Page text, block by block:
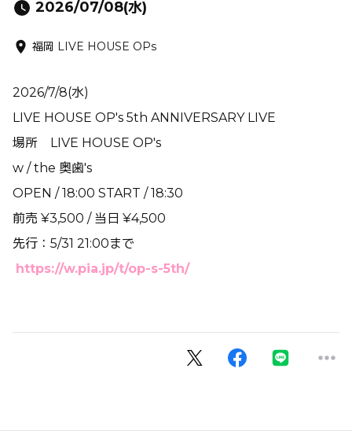
2026/07/08(水)
福岡 LIVE HOUSE OPs
2026/7/8(水)
LIVE HOUSE OP's 5th ANNIVERSARY LIVE
場所 LIVE HOUSE OP's
w / the 奥歯's
OPEN / 18:00 START / 18:30
前売 ¥3,500 / 当日 ¥4,500
先行： 5/31 21:00まで
https://w.pia.jp/t/op-s-5th/